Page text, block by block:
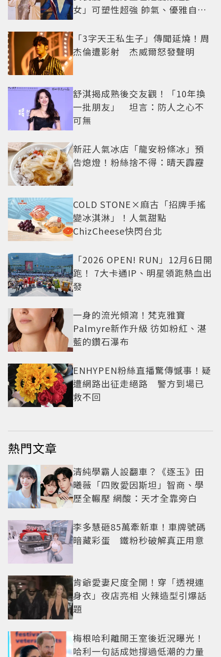
女」可塑性超強 帥氣、優雅自由
「3字天王私生子」傳聞延燒！周
杰倫遭影射 杰威爾怒發聲明
舒淇揭成熟後交友觀！「10年換
一批朋友」 坦言：防人之心不
可無
新莊人氣冰店「龍安粉條冰」預
告熄燈！粉絲捨不得：晴天霹靂
COLD STONE×麻古「招牌手搖
變冰淇淋」！人氣甜點
ChizCheese快閃台北
「2026 OPEN! RUN」12月6日開
跑！ 7大卡通IP、明星領跑熱血出
發
一身的流光傾瀉！梵克雅寶
Palmyre新作升級 彷如粉紅、湛
藍的鑽石瀑布
ENHYPEN粉絲直播驚傳憾事！疑
遭網路出征走絕路 警方到場已
救不回
熱門文章
清純學霸人設翻車？《逐玉》田
曦薇「四敗愛因斯坦」智商、學
歷全輾壓 網酸：天才全靠旁白
李多慧砸85萬牽新車！車牌號碼
暗藏彩蛋 鐵粉秒破解真正用意
肯爺愛妻尺度全開！穿「透視連
身衣」夜店亮相 火辣造型引爆話
題
梅根哈利離開王室後近況曝光！
哈利一句話成她撐過低潮的力量